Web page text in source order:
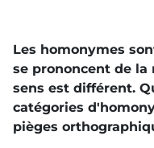
Les homonymes
se prononcent de
sens est différent.
catégories
pièges